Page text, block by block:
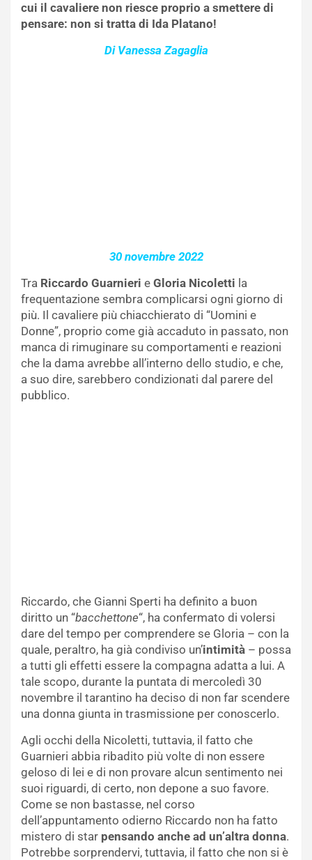
cui il cavaliere non riesce proprio a smettere di
pensare: non si tratta di Ida Platano!
Di Vanessa Zagaglia
30 novembre 2022
Tra Riccardo Guarnieri e Gloria Nicoletti la
frequentazione sembra complicarsi ogni giorno di
più. Il cavaliere più chiacchierato di “Uomini e
Donne”, proprio come già accaduto in passato, non
manca di rimuginare su comportamenti e reazioni
che la dama avrebbe all’interno dello studio, e che,
a suo dire, sarebbero condizionati dal parere del
pubblico.
Riccardo, che Gianni Sperti ha definito a buon
diritto un “bacchettone“, ha confermato di volersi
dare del tempo per comprendere se Gloria – con la
quale, peraltro, ha già condiviso un’intimità – possa
a tutti gli effetti essere la compagna adatta a lui. A
tale scopo, durante la puntata di mercoledì 30
novembre il tarantino ha deciso di non far scendere
una donna giunta in trasmissione per conoscerlo.
Agli occhi della Nicoletti, tuttavia, il fatto che
Guarnieri abbia ribadito più volte di non essere
geloso di lei e di non provare alcun sentimento nei
suoi riguardi, di certo, non depone a suo favore.
Come se non bastasse, nel corso
dell’appuntamento odierno Riccardo non ha fatto
mistero di star pensando anche ad un’altra donna.
Potrebbe sorprendervi, tuttavia, il fatto che non si è